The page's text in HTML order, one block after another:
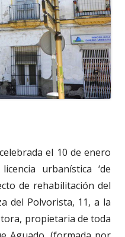
el 10 de enero
urbanística ‘de
de rehabilitación del
del Polvorista, 11, a la
propietaria de toda